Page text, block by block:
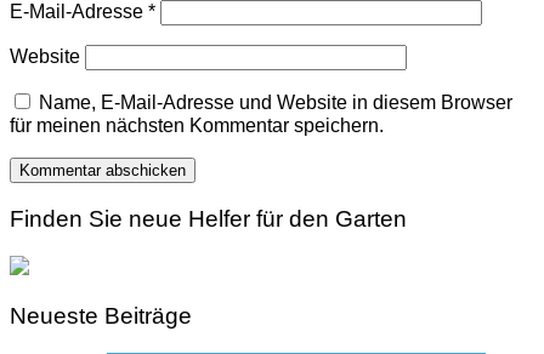
E-Mail-Adresse *
Website
Name, E-Mail-Adresse und Website in diesem Browser
für meinen nächsten Kommentar speichern.
Finden Sie neue Helfer für den Garten
Neueste Beiträge